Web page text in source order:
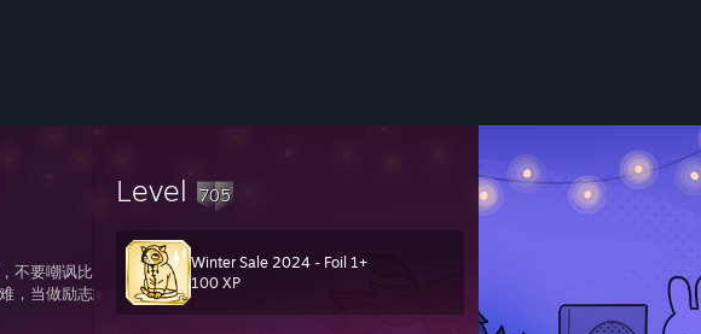
要嘲讽比自己勇敢有热情的人们。我们可以卑微如尘土，不能扭曲如蛆虫。共勉
，当做励志故事愚弄大家。
Level 705
Winter Sale 2024 - Foil 1+
100 XP